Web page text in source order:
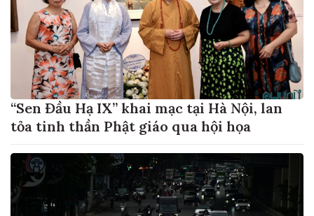
“Sen Đầu Hạ IX” khai mạc tại Hà Nội, lan
tỏa tinh thần Phật giáo qua hội họa